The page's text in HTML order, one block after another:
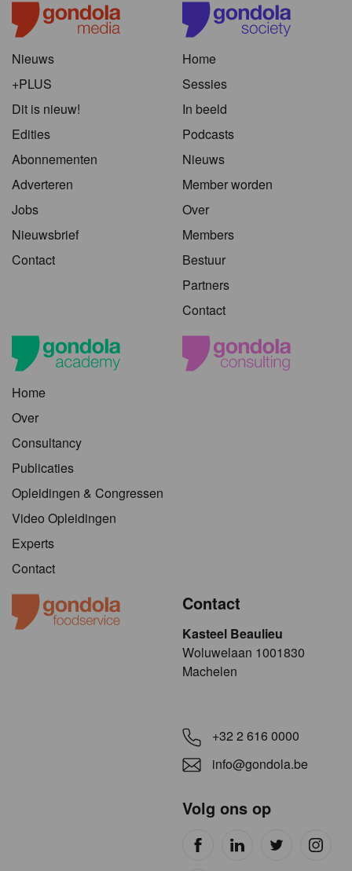
Nieuws
+PLUS
Dit is nieuw!
Edities
Abonnementen
Adverteren
Jobs
Nieuwsbrief
Contact
Home
Sessies
In beeld
Podcasts
Nieuws
Member worden
Over
Members
Bestuur
Partners
Contact
Home
Over
Consultancy
Publicaties
Opleidingen & Congressen
Video Opleidingen
Experts
Contact
Contact
Kasteel Beaulieu
​​​Woluwelaan 1001830
Machelen
+32 2 616 0000
info@gondola.be
Volg ons op